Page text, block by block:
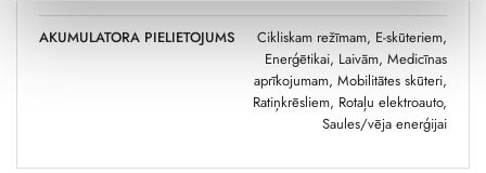
AKUMULATORA PIELIETOJUMS
Cikliskam režīmam, E-skūteriem,
Enerģētikai, Laivām, Medicīnas
aprīkojumam, Mobilitātes skūteri,
Ratiņkrēsliem, Rotaļu elektroauto,
Saules/vēja enerģijai